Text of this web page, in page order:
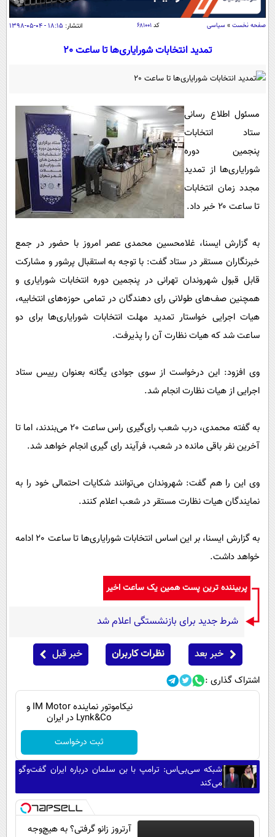
اقتصاد
اقتصادی
جامعه
سلامت
یک برش دانایی
محیط زیست
سفر و تفریح
سیاست خارجی
فرهنگ و هنر
علم و دانش
فناوری و It
علمی
اخبار کریپتو
قرآن
گوناگون
سرگرمی
فیلم
سیاست
سرگرمی
فناوری
محیط زیست
سلامت
بین الملل
حیات وحش
سیاست خارجی
عصر ایران 2
داستان کوتاه
پیامک
روانشناسی
آشپزی
صفحه نخست » سیاسی کد ۶۸۱۰۰۱ انتشار: ۱۸:۱۵ - ۰۴-۰۵-۱۳۹۸
تمدید انتخابات شورایاری‌ها تا ساعت 20
مسئول اطلاع رسانی
ستاد انتخابات
پنجمین دوره
شورایاری‌ها از تمدید
مجدد زمان انتخابات
تا ساعت ۲۰ خبر داد.
به گزارش ایسنا، غلامحسین محمدی عصر امروز با حضور در جمع
خبرنگاران مستقر در ستاد گفت: با توجه به استقبال پرشور و مشارکت
قابل قبول شهروندان تهرانی در پنجمین دوره انتخابات شورایاری و
همچنین صف‌های طولانی رای دهندگان در تمامی حوزه‌های انتخابیه،
هیات اجرایی خواستار تمدید مهلت انتخابات شورایاری‌ها برای دو
ساعت شد که هیات نظارت آن را پذیرفت.
وی افزود: این درخواست از سوی جوادی یگانه بعنوان رییس ستاد
اجرایی از هیات نظارت انجام شد.
به گفته محمدی، درب شعب رای‌گیری راس ساعت ٢٠ می‌بندند، اما تا
آخرین نفر باقی مانده در شعب، فرآیند رای گیری انجام خواهد شد.
وی این را هم گفت: شهروندان می‌توانند شکایات احتمالی خود را به
نمایندگان هیات نظارت مستقر در شعب اعلام کنند.
به گزارش ایسنا، بر این اساس انتخابات شورایاری‌ها تا ساعت ٢٠ ادامه
خواهد داشت.
پربیننده ترین پست همین یک ساعت اخیر
شرط جدید برای بازنشستگی اعلام شد
خبر بعد نظرات کاربران خبر قبل
اشتراک گذاری :
نیکاموتور نماینده IM Motor و
Lynk&Co در ایران
ثبت درخواست
شبکه سی‌بی‌اس: ترامپ با بن سلمان درباره ایران گفت‌وگو
می‌کند
آرتروز زانو گرفتی؟ به هیچ‌وجه